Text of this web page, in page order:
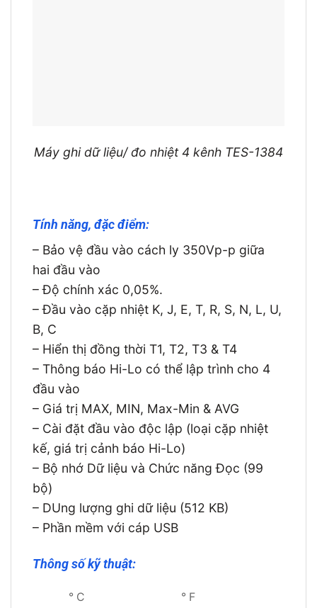
Máy ghi dữ liệu/ đo nhiệt 4 kênh TES-1384
Tính năng, đặc điểm:
– Bảo vệ đầu vào cách ly 350Vp-p giữa
hai đầu vào
– Độ chính xác 0,05%.
– Đầu vào cặp nhiệt K, J, E, T, R, S, N, L, U,
B, C
– Hiển thị đồng thời T1, T2, T3 & T4
– Thông báo Hi-Lo có thể lập trình cho 4
đầu vào
– Giá trị MAX, MIN, Max-Min & AVG
– Cài đặt đầu vào độc lập (loại cặp nhiệt
kế, giá trị cảnh báo Hi-Lo)
– Bộ nhớ Dữ liệu và Chức năng Đọc (99
bộ)
– DUng lượng ghi dữ liệu (512 KB)
– Phần mềm với cáp USB
Thông số kỹ thuật:
° C ° F